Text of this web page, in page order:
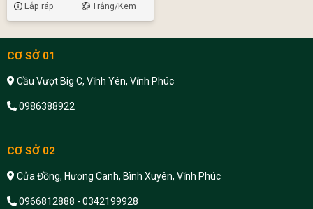
Lắp ráp Trắng/Kem
CƠ SỞ 01
Cầu Vượt Big C, Vĩnh Yên, Vĩnh Phúc
0986388922
CƠ SỞ 02
Cửa Đồng, Hương Canh, Bình Xuyên, Vĩnh Phúc
0966812888 - 0342199928